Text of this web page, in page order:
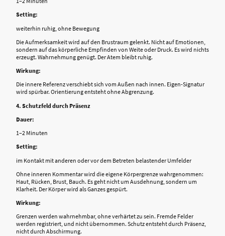
Setting:
weiterhin ruhig, ohne Bewegung
Die Aufmerksamkeit wird auf den Brustraum gelenkt. Nicht auf Emotionen,
sondern auf das körperliche Empfinden von Weite oder Druck. Es wird nichts
erzeugt. Wahrnehmung genügt. Der Atem bleibt ruhig.
Wirkung:
Die innere Referenz verschiebt sich vom Außen nach innen. Eigen-Signatur
wird spürbar. Orientierung entsteht ohne Abgrenzung.
4. Schutzfeld durch Präsenz
Dauer:
1–2 Minuten
Setting:
im Kontakt mit anderen oder vor dem Betreten belastender Umfelder
Ohne inneren Kommentar wird die eigene Körpergrenze wahrgenommen:
Haut, Rücken, Brust, Bauch. Es geht nicht um Ausdehnung, sondern um
Klarheit. Der Körper wird als Ganzes gespürt.
Wirkung:
Grenzen werden wahrnehmbar, ohne verhärtet zu sein. Fremde Felder
werden registriert, und nicht übernommen. Schutz entsteht durch Präsenz,
nicht durch Abschirmung.